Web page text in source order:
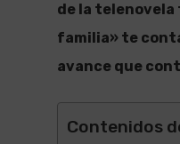
de la
familia» te
avance que
Contenidos